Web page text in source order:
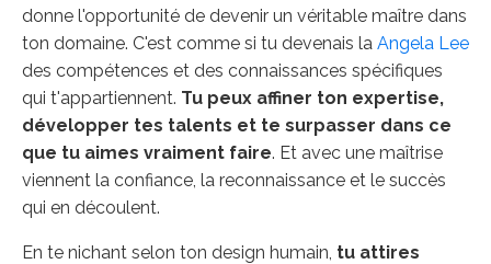
donne l'opportunité de devenir un véritable maître dans
ton domaine. C'est comme si tu devenais la Angela Lee
des compétences et des connaissances spécifiques
qui t'appartiennent. Tu peux affiner ton expertise,
développer tes talents et te surpasser dans ce
que tu aimes vraiment faire. Et avec une maîtrise
viennent la confiance, la reconnaissance et le succès
qui en découlent.
En te nichant selon ton design humain, tu attires